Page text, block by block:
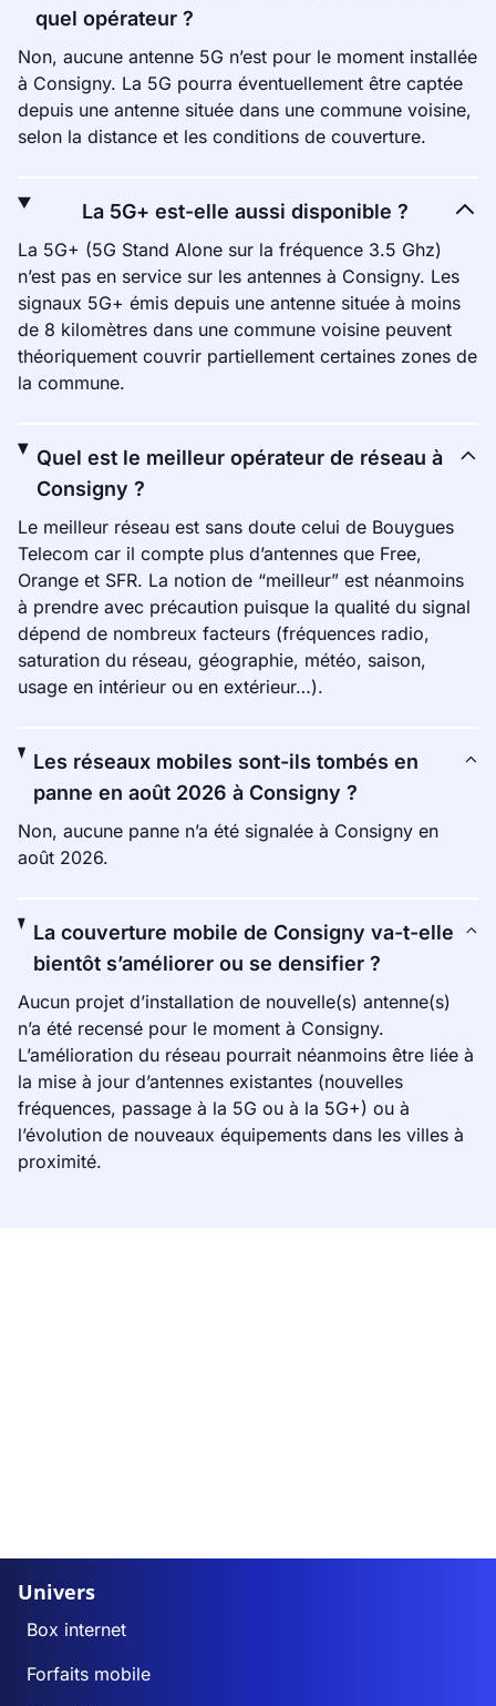
quel opérateur ?
Non, aucune antenne 5G n’est pour le moment installée
à Consigny. La 5G pourra éventuellement être captée
depuis une antenne située dans une commune voisine,
selon la distance et les conditions de couverture.
La 5G+ est-elle aussi disponible ?
La 5G+ (5G Stand Alone sur la fréquence 3.5 Ghz)
n’est pas en service sur les antennes à Consigny. Les
signaux 5G+ émis depuis une antenne située à moins
de 8 kilomètres dans une commune voisine peuvent
théoriquement couvrir partiellement certaines zones de
la commune.
Quel est le meilleur opérateur de réseau à
Consigny ?
Le meilleur réseau est sans doute celui de Bouygues
Telecom car il compte plus d’antennes que Free,
Orange et SFR. La notion de “meilleur” est néanmoins
à prendre avec précaution puisque la qualité du signal
dépend de nombreux facteurs (fréquences radio,
saturation du réseau, géographie, météo, saison,
usage en intérieur ou en extérieur…).
Les réseaux mobiles sont-ils tombés en
panne en août 2026 à Consigny ?
Non, aucune panne n’a été signalée à Consigny en
août 2026.
La couverture mobile de Consigny va-t-elle
bientôt s’améliorer ou se densifier ?
Aucun projet d’installation de nouvelle(s) antenne(s)
n’a été recensé pour le moment à Consigny.
L’amélioration du réseau pourrait néanmoins être liée à
la mise à jour d’antennes existantes (nouvelles
fréquences, passage à la 5G ou à la 5G+) ou à
l’évolution de nouveaux équipements dans les villes à
proximité.
Univers
Box internet
Forfaits mobile